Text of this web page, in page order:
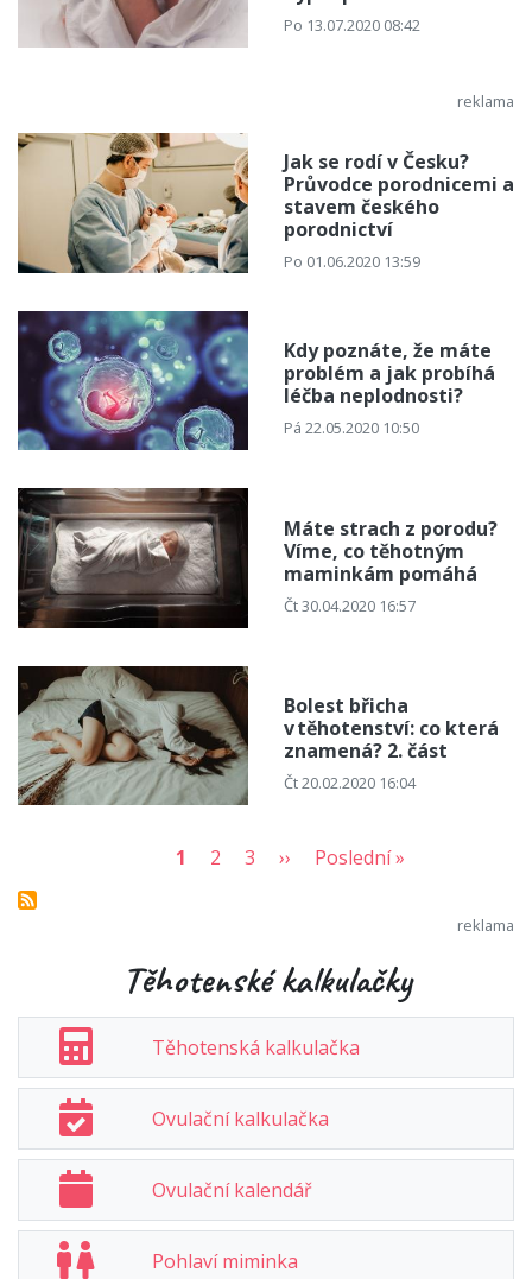
Po 13.07.2020 08:42
Jak se rodí v Česku?
Průvodce porodnicemi a
stavem českého
porodnictví
Po 01.06.2020 13:59
Kdy poznáte, že máte
problém a jak probíhá
léčba neplodnosti?
Pá 22.05.2020 10:50
Máte strach z porodu?
Víme, co těhotným
maminkám pomáhá
Čt 30.04.2020 16:57
Bolest břicha
v těhotenství: co která
znamená? 2. část
Čt 20.02.2020 16:04
1 2 3 ›› Poslední »
Těhotenské kalkulačky
Těhotenská kalkulačka
Ovulační kalkulačka
Ovulační kalendář
Pohlaví miminka